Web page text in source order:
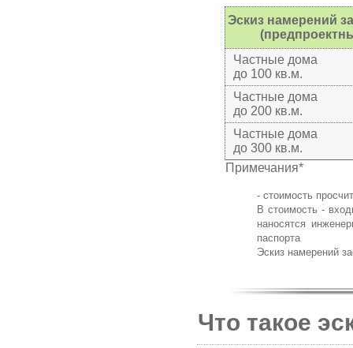
Эскиз намерений
Частные дома
до 100 кв.м.
Частные дома
до 200 кв.м.
Частные дома
до 300 кв.м.
Примечания*
- стоимость
В стоимость -
наносятся
паспорта
Эскиз намерений
Что такое